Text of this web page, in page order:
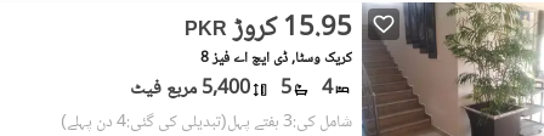
PKR 15.95 کروڑ
کریک وسٹا, ڈی ایچ اے فیز 8
4
5 5,400 مربع فیٹ
شامل کی:3 ہفتے پہل (تبدیلی کی گئی:4 دن پہلے)